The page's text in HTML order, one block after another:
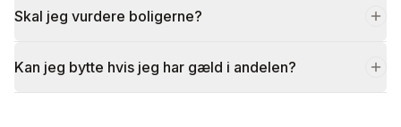
Skal jeg vurdere boligerne?
Kan jeg bytte hvis jeg har gæld i andelen?